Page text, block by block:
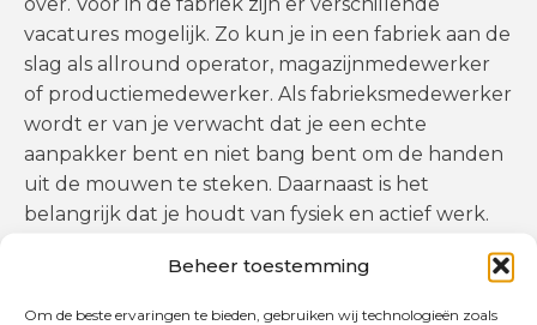
Beheer toestemming
Om de beste ervaringen te bieden, gebruiken wij technologieën zoals
over. Voor in de fabriek zijn er verschillende
vacatures mogelijk. Zo kun je in een fabriek aan de
slag als allround operator, magazijnmedewerker
of productiemedewerker. Als fabrieksmedewerker
wordt er van je verwacht dat je een echte
aanpakker bent en niet bang bent om de handen
uit de mouwen te steken. Daarnaast is het
belangrijk dat je houdt van fysiek en actief werk.
de verantwoordelijkheid over neemt.